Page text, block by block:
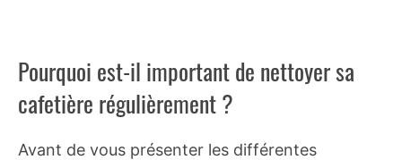
Pourquoi est-il important de nettoyer sa
cafetière régulièrement ?
Avant de vous présenter les différentes